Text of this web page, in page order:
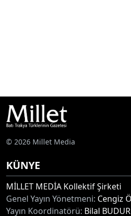
© 2026 Millet Media
KÜNYE
MİLLET MEDİA Kollektif Şirketi
Genel Yayın Yönetmeni: Cengiz
Yayın Koordinatörü: Bilal BUDUR